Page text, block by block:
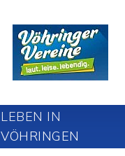
LEBEN IN
VÖHRINGEN